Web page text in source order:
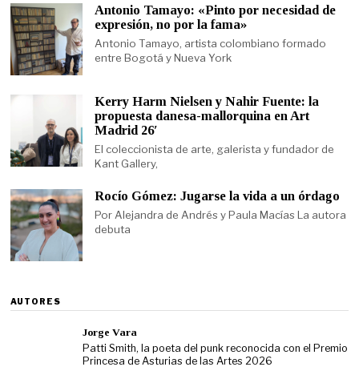
Antonio Tamayo: «Pinto por necesidad de
expresión, no por la fama»
Antonio Tamayo, artista colombiano formado
entre Bogotá y Nueva York
Kerry Harm Nielsen y Nahir Fuente: la
propuesta danesa-mallorquina en Art
Madrid 26′
El coleccionista de arte, galerista y fundador de
Kant Gallery,
Rocío Gómez: Jugarse la vida a un órdago
Por Alejandra de Andrés y Paula Macías La autora
debuta
AUTORES
Jorge Vara
Patti Smith, la poeta del punk reconocida con el Premio
Princesa de Asturias de las Artes 2026